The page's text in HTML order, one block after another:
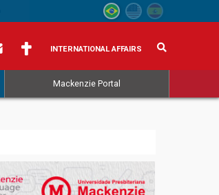
INTERNATIONAL AFFAIRS
Mackenzie Portal